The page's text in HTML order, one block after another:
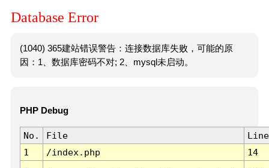
Database Error
(1040) 365建站错误警告：连接数据库失败，可能的原
因：1、数据库密码不对; 2、mysql未启动。
PHP Debug
No. File
Line
1
/index.php 14